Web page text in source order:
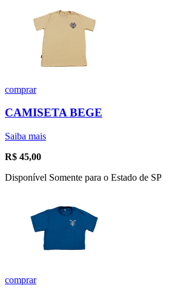
comprar
CAMISETA BEGE
Saiba mais
R$ 45,00
Disponível Somente para o Estado de SP
comprar